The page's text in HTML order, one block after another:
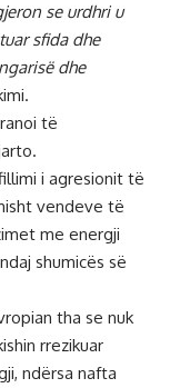
se urdhri u
sfida dhe
dhe
të
i agresionit të
vendeve të
me energji
shumicës së
tha se nuk
rrezikuar
ndërsa nafta